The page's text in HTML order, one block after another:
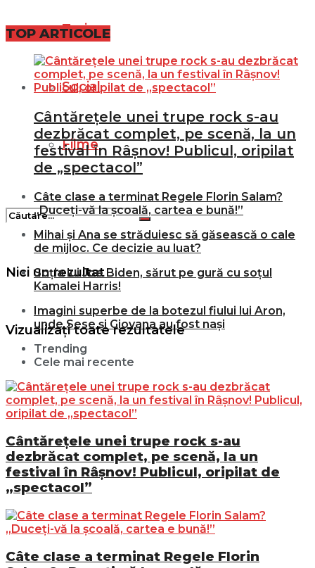
Turism
Social
Filme
Nici un rezultat
Vizualizați toate rezultatele
TOP ARTICOLE
Cântărețele unei trupe rock s-au
dezbrăcat complet, pe scenă, la un
festival în Râșnov! Publicul, oripilat
de „spectacol”
Câte clase a terminat Regele Florin Salam?
„Duceți-vă la școală, cartea e bună!”
Mihai și Ana se străduiesc să găsească o cale
de mijloc. Ce decizie au luat?
Soția lui Joe Biden, sărut pe gură cu soțul
Kamalei Harris!
Imagini superbe de la botezul fiului lui Aron,
unde Sese și Giovana au fost nași
Trending
Cele mai recente
Cântărețele unei trupe rock s-au
dezbrăcat complet, pe scenă, la un
festival în Râșnov! Publicul, oripilat de
„spectacol”
Câte clase a terminat Regele Florin